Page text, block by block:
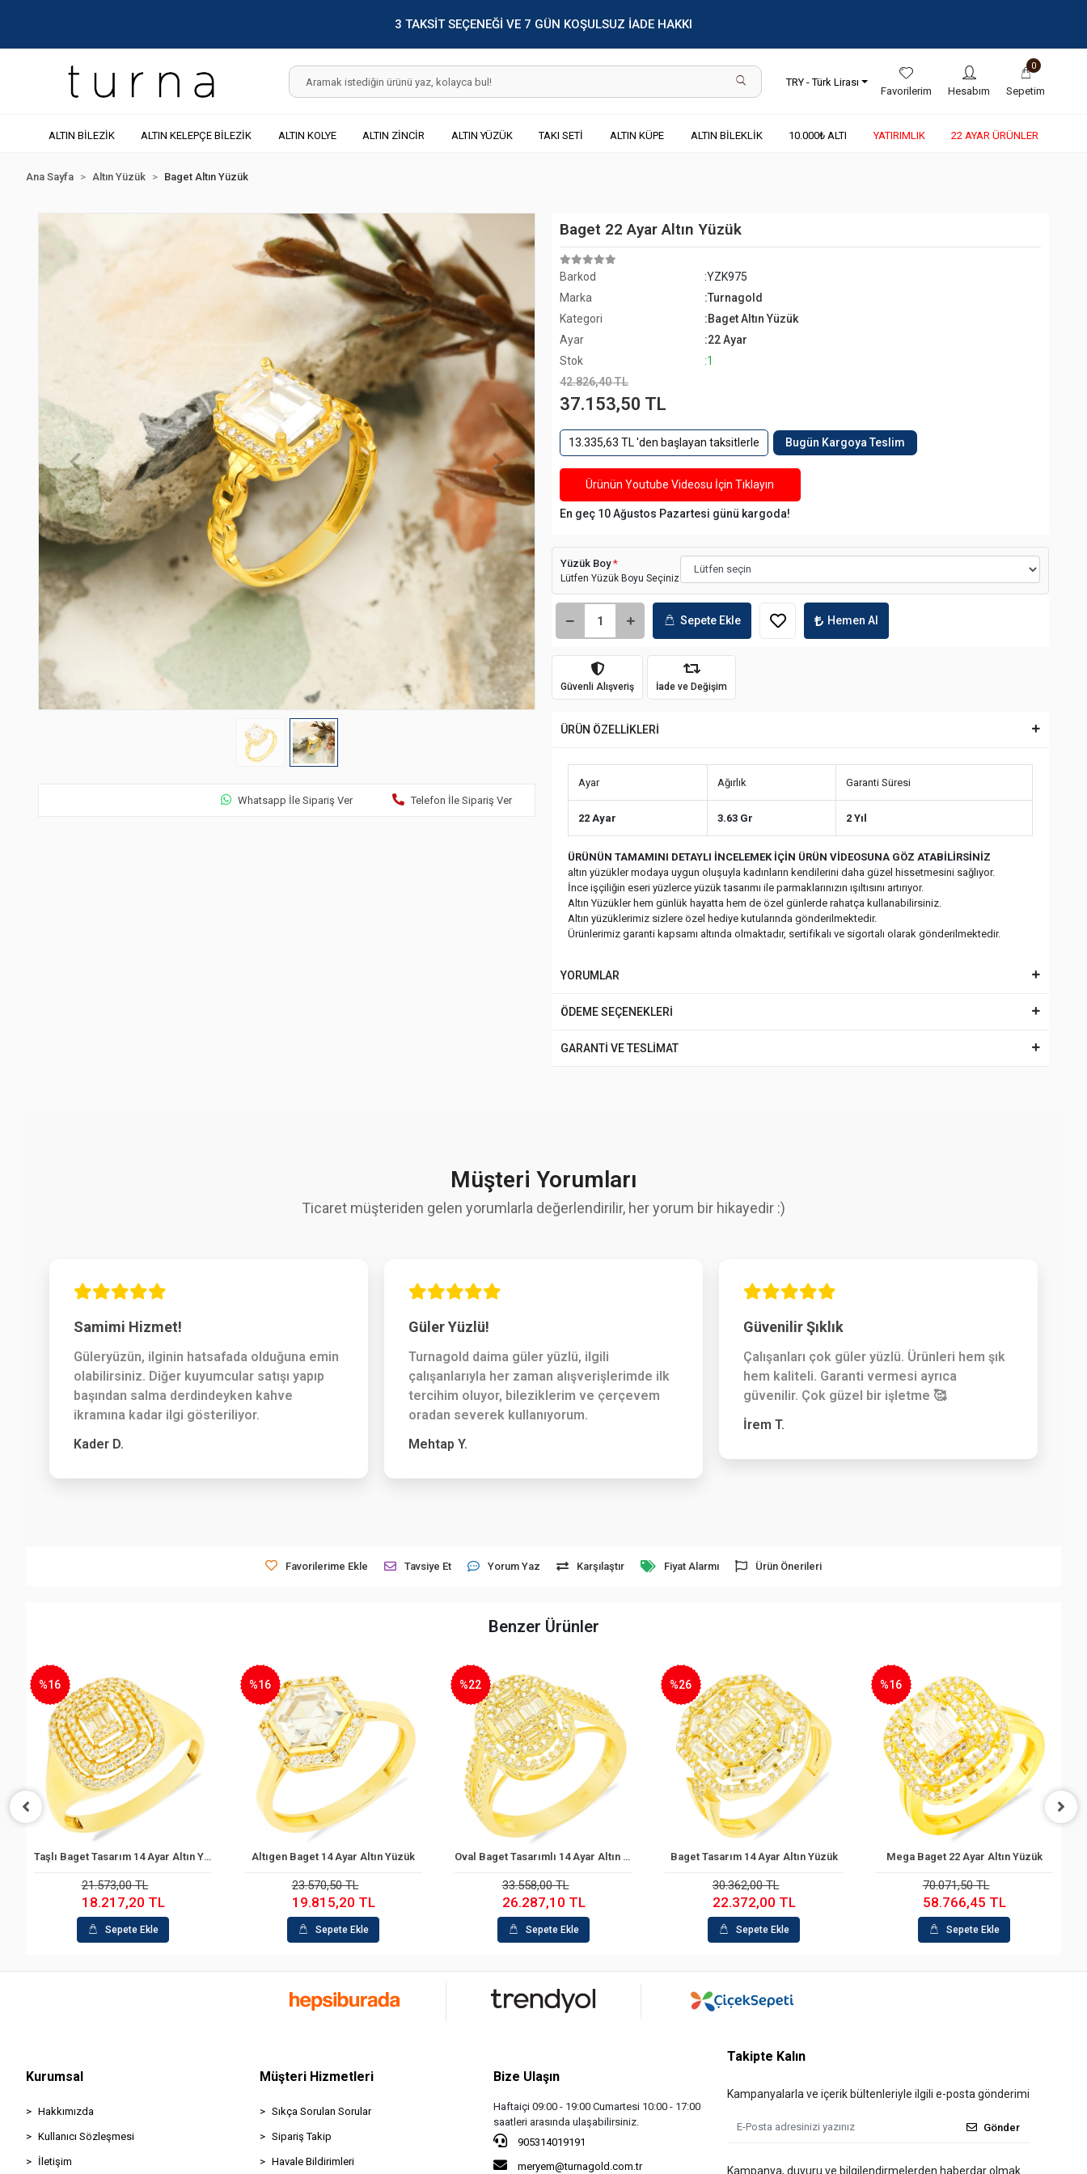
3 TAKSİT SEÇENEĞİ VE 7 GÜN KOŞULSUZ İADE HAKKI
TRY - Türk Lirası
Favorilerim Hesabım
0
Sepetim
ALTIN BİLEZİK ALTIN KELEPÇE BİLEZİK ALTIN KOLYE ALTIN ZİNCİR ALTIN YÜZÜK TAKI SETİ ALTIN KÜPE ALTIN BİLEKLİK 10.000₺ ALTI YATIRIMLIK 22 AYAR ÜRÜNLER
Ana Sayfa Altın Yüzük Baget Altın Yüzük
Whatsapp İle Sipariş Ver Telefon İle Sipariş Ver
Baget 22 Ayar Altın Yüzük
Barkod
:YZK975
Marka
:Turnagold
Kategori
:Baget Altın Yüzük
Ayar
:22 Ayar
Stok
:1
42.826,40 TL
37.153,50 TL
13.335,63 TL 'den başlayan taksitlerle Bugün Kargoya Teslim
Ürünün Youtube Videosu İçin Tıklayın
En geç 10 Ağustos Pazartesi günü kargoda!
Yüzük Boy*
Lütfen Yüzük Boyu Seçiniz
Sepete Ekle Hemen Al
Güvenli Alışveriş İade ve Değişim
ÜRÜN ÖZELLİKLERİ
Ayar Ağırlık Garanti Süresi
22 Ayar 3.63 Gr 2 Yıl
ÜRÜNÜN TAMAMINI DETAYLI İNCELEMEK İÇİN ÜRÜN VİDEOSUNA GÖZ ATABİLİRSİNİZ
altın yüzükler modaya uygun oluşuyla kadınların kendilerini daha güzel hissetmesini sağlıyor.
İnce işçiliğin eseri yüzlerce yüzük tasarımı ile parmaklarınızın ışıltısını artırıyor.
Altın Yüzükler hem günlük hayatta hem de özel günlerde rahatça kullanabilirsiniz.
Altın yüzüklerimiz sizlere özel hediye kutularında gönderilmektedir.
Ürünlerimiz garanti kapsamı altında olmaktadır, sertifikalı ve sigortalı olarak gönderilmektedir.
YORUMLAR
ÖDEME SEÇENEKLERİ
GARANTİ VE TESLİMAT
Müşteri Yorumları
Ticaret müşteriden gelen yorumlarla değerlendirilir, her yorum bir hikayedir :)
Samimi Hizmet!
Güleryüzün, ilginin hatsafada olduğuna emin
olabilirsiniz. Diğer kuyumcular satışı yapıp
başından salma derdindeyken kahve
ikramına kadar ilgi gösteriliyor.
Kader D.
Güler Yüzlü!
Turnagold daima güler yüzlü, ilgili
çalışanlarıyla her zaman alışverişlerimde ilk
tercihim oluyor, bileziklerim ve çerçevem
oradan severek kullanıyorum.
Mehtap Y.
Güvenilir Şıklık
Çalışanları çok güler yüzlü. Ürünleri hem şık
hem kaliteli. Garanti vermesi ayrıca
güvenilir. Çok güzel bir işletme 🥰
İrem T.
Favorilerime Ekle Tavsiye Et Yorum Yaz Karşılaştır Fiyat Alarmı Ürün Önerileri
Benzer Ürünler
Sepete Ekle
Altıgen Baget 14 Ayar Altın Yüzük
%16
23.570,50 TL
19.815,20 TL
Sepete Ekle
Sepete Ekle
%22
33.558,00 TL
26.287,10 TL
Sepete Ekle
Sepete Ekle
Baget Tasarım 14 Ayar Altın Yüzük
%26
30.362,00 TL
22.372,00 TL
Sepete Ekle
Sepete Ekle
Mega Baget 22 Ayar Altın Yüzük
%16
70.071,50 TL
58.766,45 TL
Sepete Ekle
Sepete Ekle
Baget 22 Ayar Altın Yüzük
%22
64.061,42 TL
49.688,21 TL
Sepete Ekle
Kurumsal
Hakkımızda
Kullanıcı Sözleşmesi
İletişim
Müşteri Hizmetleri
Sıkça Sorulan Sorular
Sipariş Takip
Havale Bildirimleri
Bize Ulaşın
Haftaiçi 09:00 - 19:00 Cumartesi 10:00 - 17:00
saatleri arasında ulaşabilirsiniz.
905314019191
meryem@turnagold.com.tr
Takipte Kalın
Kampanyalarla ve içerik bültenleriyle ilgili e-posta gönderimi
Gönder
Kampanya, duyuru ve bilgilendirmelerden haberdar olmak